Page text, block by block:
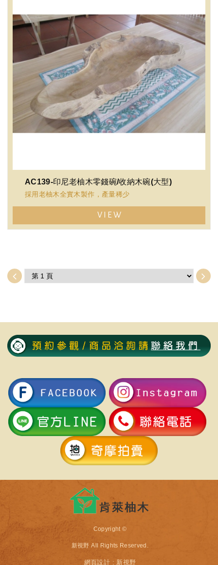
AC139-印尼老柚木零錢碗/收納木碗(大型)
採用老柚木全實木製作，產量稀少
100%柚木硬度高，不易變形，值得收藏
VIEW
Copyright ©
新視野 All Rights Reserved.
網頁設計 : 新視野